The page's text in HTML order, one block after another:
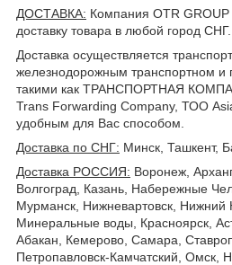
ДОСТАВКА: Компания OTR
доставку товара в любой город СНГ.
Доставка осуществляется
железнодорожным транспортном и
такими как ТРАНСПОРТНАЯ
Trans Forwarding Company, ТОО
удобным для Вас способом.
Доставка по СНГ: Минск, Ташкент,
Доставка РОССИЯ: Воронеж,
Волгоград, Казань, Набережные
Мурманск, Нижневартовск, Нижний
Минеральные воды, Красноярск,
Абакан, Кемерово, Самара,
Петропавловск-Камчатский, Омск,